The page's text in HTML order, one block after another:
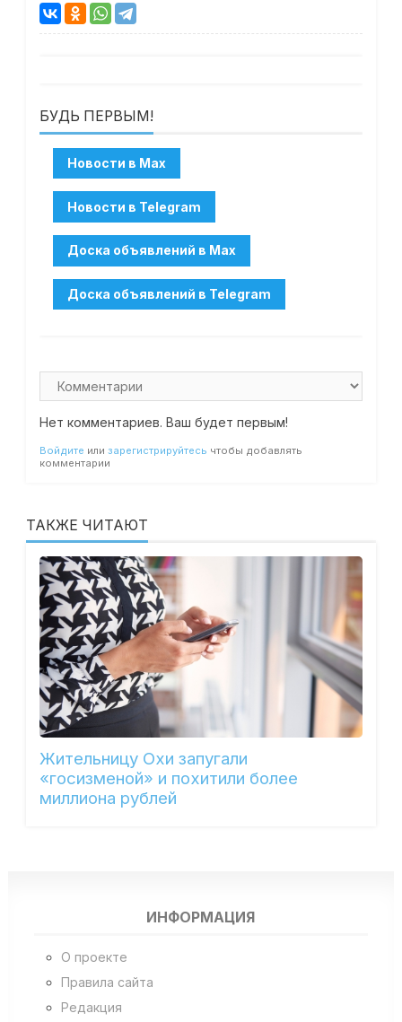
БУДЬ ПЕРВЫМ!
Нет комментариев. Ваш будет первым!
Войдите или зарегистрируйтесь чтобы добавлять
комментарии
ТАКЖЕ ЧИТАЮТ
Жительницу Охи запугали
«госизменой» и похитили более
миллиона рублей
ИНФОРМАЦИЯ
О проекте
Правила сайта
Редакция